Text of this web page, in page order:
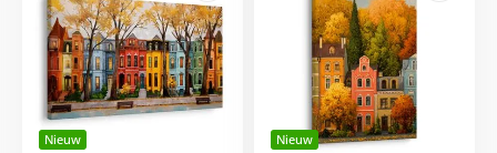
Nieuw Nieuw